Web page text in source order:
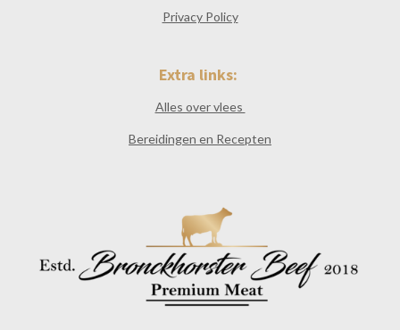
Privacy Policy
Extra links:
Alles over vlees
Bereidingen en Recepten